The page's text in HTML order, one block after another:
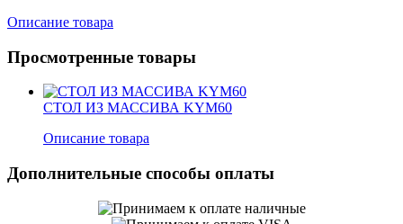
Описание товара
Просмотренные товары
СТОЛ ИЗ МАССИВА KYM60
Описание товара
Дополнительные способы оплаты